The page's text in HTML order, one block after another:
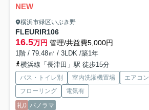
NEW
横浜市緑区いぶき野
FLEURIR106
16.5万円 管理/共益費5,000円
1階 / 79.48㎡ / 3LDK /築1年
横浜線「長津田」駅 徒歩15分
バス・トイレ別 室内洗濯機置場 エアコン
フローリング
電気有
礼0 パノラマ